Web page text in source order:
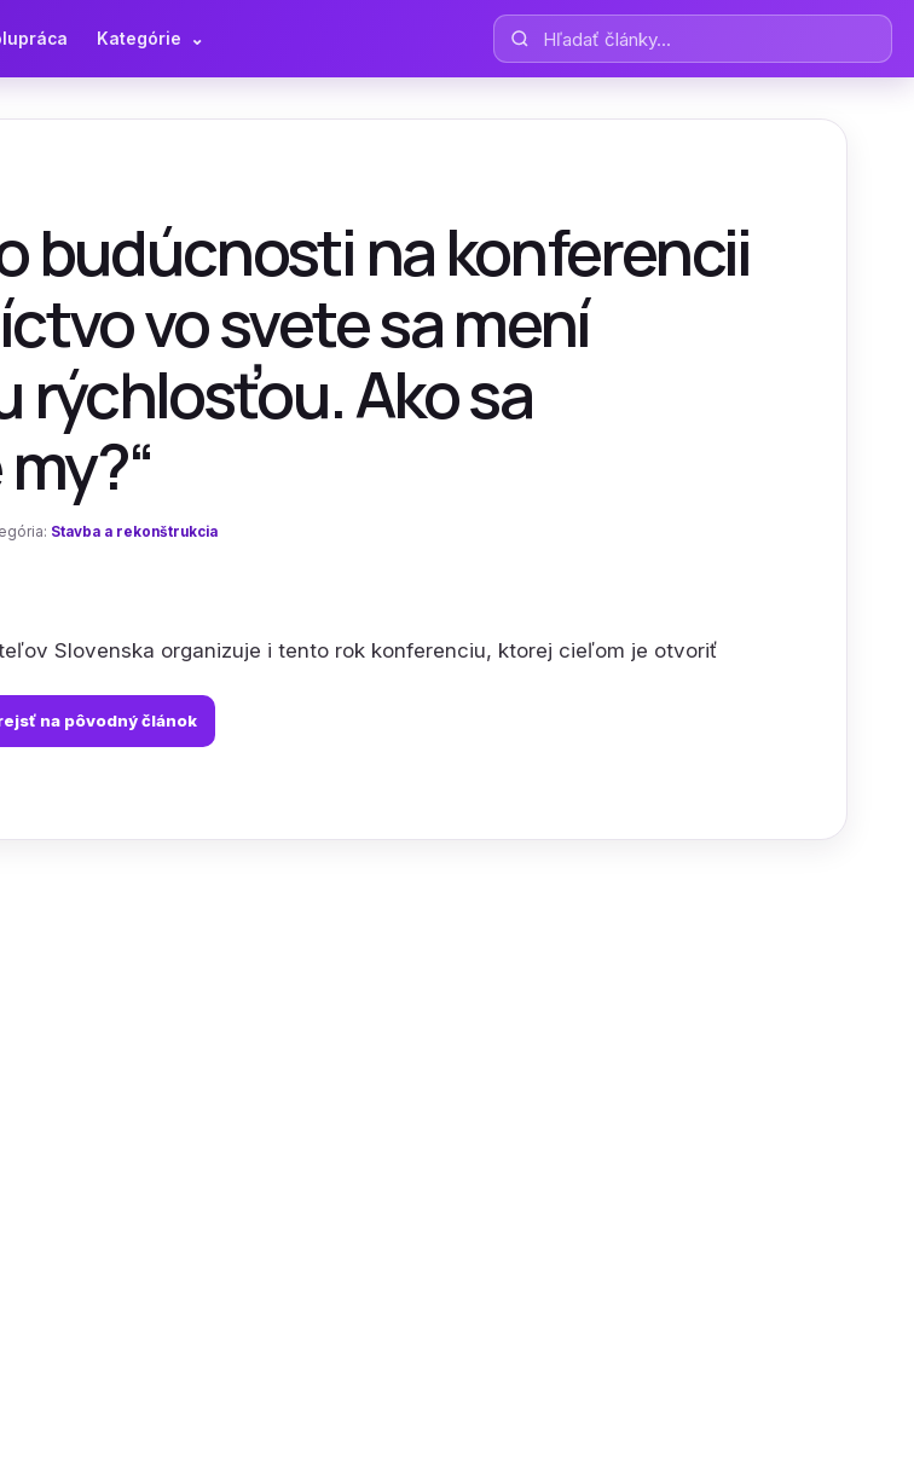
Kategórie ⌄ Hľadať články
budúcnosti na konferencii
vo svete sa mení
rýchlosťou. Ako sa
Stavba a rekonštrukcia
Slovenska organizuje i tento rok konferenciu, ktorej cieľom je otvoriť
na pôvodný článok